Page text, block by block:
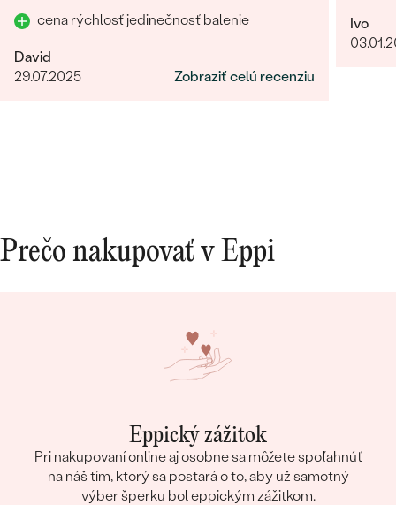
dokonalosti. Určite odporúčam
cena rýchlosť jedinečnosť balenie
David
29.07.2025
Zobraziť celú recenziu
fotka
Ivo
Prečo nakupovať v Eppi
Eppický zážitok
Pri nakupovaní online aj osobne sa môžete spoľahnúť
na náš tím, ktorý sa postará o to, aby už samotný
výber šperku bol eppickým zážitkom.